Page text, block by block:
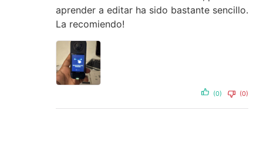
aprender a editar ha sido bastante sencillo.
La recomiendo!
(0) (0)